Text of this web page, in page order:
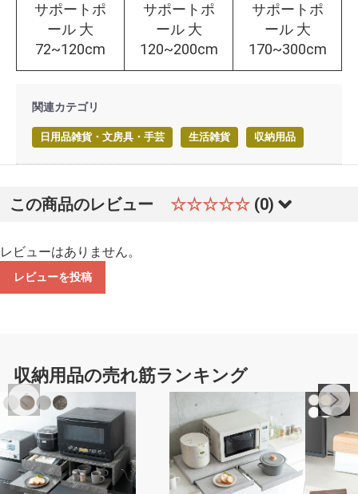
サポートポ
ール 大
72~120cm
サポートポ
ール 大
120~200cm
サポートポ
ール 大
170~300cm
関連カテゴリ
日用品雑貨・文房具・手芸 生活雑貨 収納用品
この商品のレビュー ☆☆☆☆☆ (0)
レビューはありません。
レビューを投稿
収納用品の売れ筋ランキング